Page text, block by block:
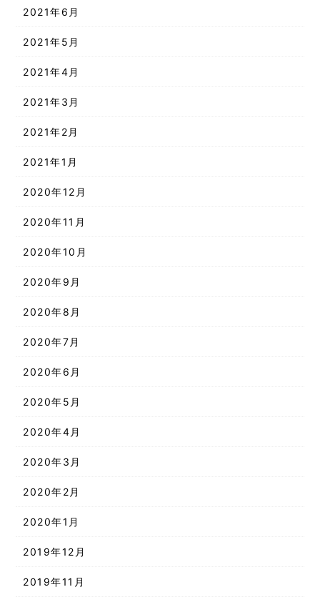
2021年6月
2021年5月
2021年4月
2021年3月
2021年2月
2021年1月
2020年12月
2020年11月
2020年10月
2020年9月
2020年8月
2020年7月
2020年6月
2020年5月
2020年4月
2020年3月
2020年2月
2020年1月
2019年12月
2019年11月